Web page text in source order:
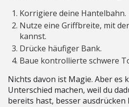
Korrigiere deine Hantelbahn.
Nutze eine Griffbreite, mit
kannst.
Drücke häufiger Bank.
Baue kontrollierte schwere
Nichts davon ist Magie. Aber es
Unterschied machen, weil du
bereits hast, besser ausdrücken